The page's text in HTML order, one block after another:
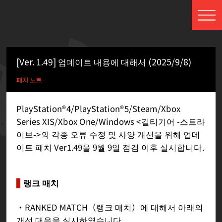
[Ver. 1.49] 업데이트 내용에 대해서 (2025/9/8)
패치 노트
PlayStation®4/PlayStation®5/Steam/Xbox
Series XIS/Xbox One/Windows <길티기어 -스트라
이브->의 각종 오류 수정 및 사양 개선을 위해 업데
이트 패치 Ver1.49을 9월 9일 점검 이후 실시합니다.
랭크 매치
・RANKED MATCH（랭크 매치）에 대해서 아래의